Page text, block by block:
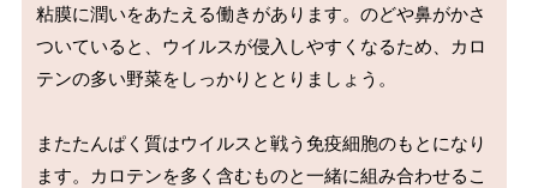
粘膜に潤いをあたえる働きがあります。のどや鼻がかさ
ついていると、ウイルスが侵入しやすくなるため、カロ
テンの多い野菜をしっかりととりましょう。
またたんぱく質はウイルスと戦う免疫細胞のもとになり
ます。カロテンを多く含むものと一緒に組み合わせるこ